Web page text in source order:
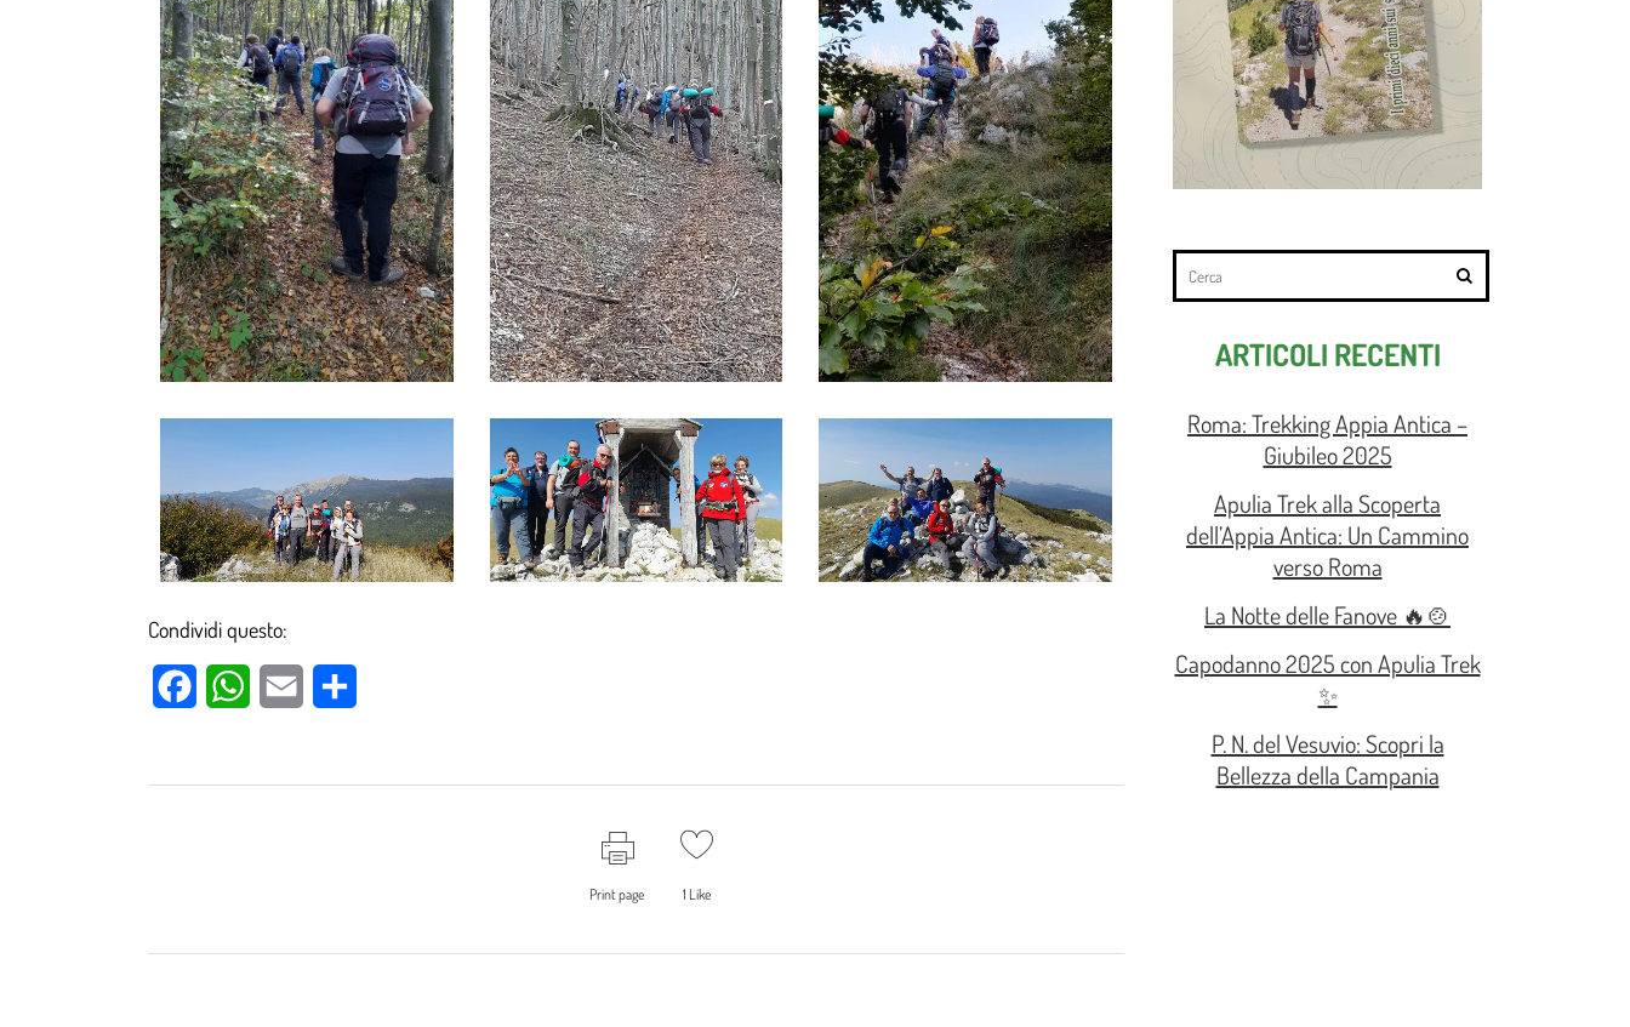
Condividi questo:
Facebook WhatsAppEmail
Print page 1 Like
ARTICOLI RECENTI
Roma: Trekking Appia Antica –
Giubileo 2025
Apulia Trek alla Scoperta
dell’Appia Antica: Un Cammino
verso Roma
La Notte delle Fanove 🔥🍲
Capodanno 2025 con Apulia Trek
✨
P. N. del Vesuvio: Scopri la
Bellezza della Campania